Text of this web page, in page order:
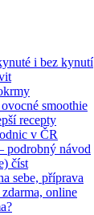
i bez kynutí
smoothie
recepty
v ČR
podrobný návod
číst
sebe, příprava
online